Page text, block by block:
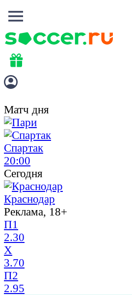
Матч дня
Спартак
20:00
Сегодня
Краснодар
Реклама, 18+
П1
2.30
X
3.70
П2
2.95